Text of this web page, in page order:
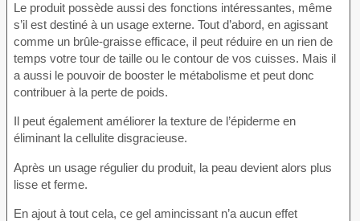
Le produit possède aussi des fonctions intéressantes, même
s’il est destiné à un usage externe. Tout d’abord, en agissant
comme un brûle-graisse efficace, il peut réduire en un rien de
temps votre tour de taille ou le contour de vos cuisses. Mais il
a aussi le pouvoir de booster le métabolisme et peut donc
contribuer à la perte de poids.
Il peut également améliorer la texture de l’épiderme en
éliminant la cellulite disgracieuse.
Après un usage régulier du produit, la peau devient alors plus
lisse et ferme.
En ajout à tout cela, ce gel amincissant n’a aucun effet